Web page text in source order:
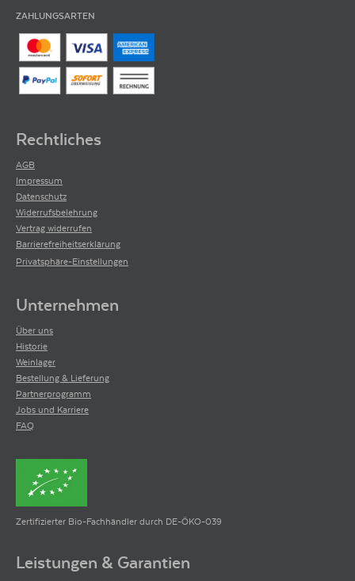
ZAHLUNGSARTEN
Rechtliches
AGB
Impressum
Datenschutz
Widerrufsbelehrung
Vertrag widerrufen
Barrierefreiheitserklärung
Privatsphäre-Einstellungen
Unternehmen
Über uns
Historie
Weinlager
Bestellung & Lieferung
Partnerprogramm
Jobs und Karriere
FAQ
Zertifizierter Bio-Fachhändler durch DE-ÖKO-039
Leistungen & Garantien